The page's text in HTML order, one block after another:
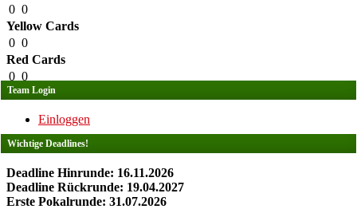
0 0
Yellow Cards
0 0
Red Cards
0 0
Team Login
Einloggen
Wichtige Deadlines!
Deadline Hinrunde: 16.11.2026
Deadline Rückrunde: 19.04.2027
Erste Pokalrunde: 31.07.2026